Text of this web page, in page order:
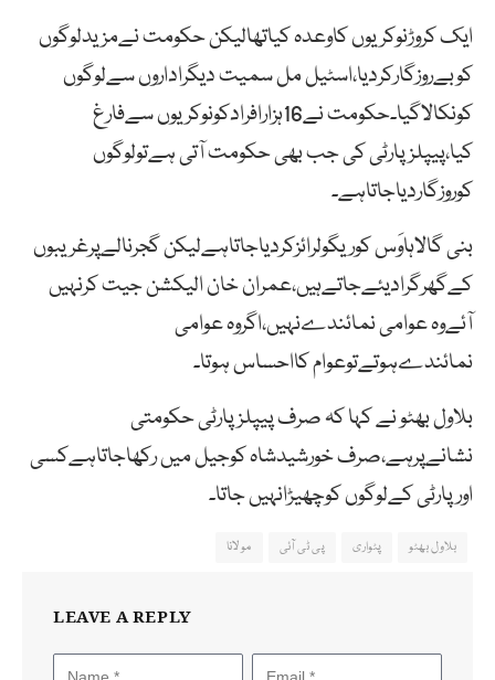
ایک کروڑنوکریوں کاوعدہ کیاتھالیکن حکومت نےمزیدلوگوں
کوبےروزگارکردیا،اسٹیل مل سمیت دیگراداروں سےلوگوں
کونکالاگیا۔حکومت نے16ہزارافرادکونوکریوں سےفارغ
کیا،پیپلزپارٹی کی جب بھی حکومت آتی ہےتولوگوں
کوروزگاردیاجاتاہے۔
بنی گالاہاوَس کوریگولرائزکردیاجاتاہےلیکن گجرنالےپرغریبوں
کےگھرگرادیئےجاتےہیں،عمران خان الیکشن جیت کرنہیں
آئےوہ عوامی نمائندےنہیں،اگروہ عوامی
نمائندےہوتےتوعوام کااحساس ہوتا۔
بلاول بھٹو نے کہا کہ صرف پیپلزپارٹی حکومتی
نشانےپرہے،صرف خورشیدشاہ کوجیل میں رکھاجاتاہےکسی
اورپارٹی کےلوگوں کوچھیڑانہیں جاتا۔
بلاول بھٹو پٹواری پی ٹی آئی مولانا
LEAVE A REPLY